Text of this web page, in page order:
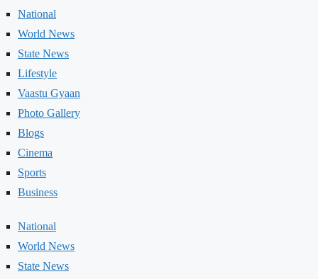
National
World News
State News
Lifestyle
Vaastu Gyaan
Photo Gallery
Blogs
Cinema
Sports
Business
National
World News
State News